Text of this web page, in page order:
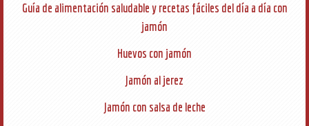
Guía de alimentación saludable y recetas fáciles del día a día con
jamón
Huevos con jamón
Jamón al jerez
Jamón con salsa de leche